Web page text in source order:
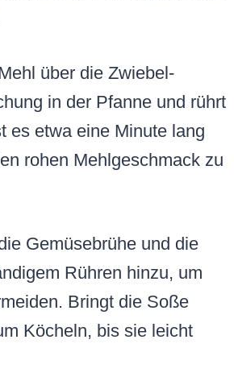
über die Zwiebel-
in der Pfanne und rührt
es etwa eine Minute lang
rohen Mehlgeschmack zu
Gemüsebrühe und die
Rühren hinzu, um
Bringt die Soße
Köcheln, bis sie leicht